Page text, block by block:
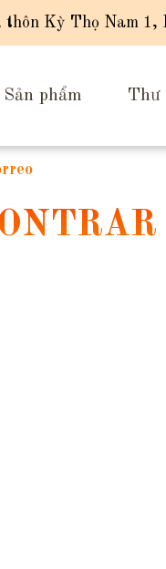
thôn Kỳ Thọ Nam 1,
Sản phẩm Thư